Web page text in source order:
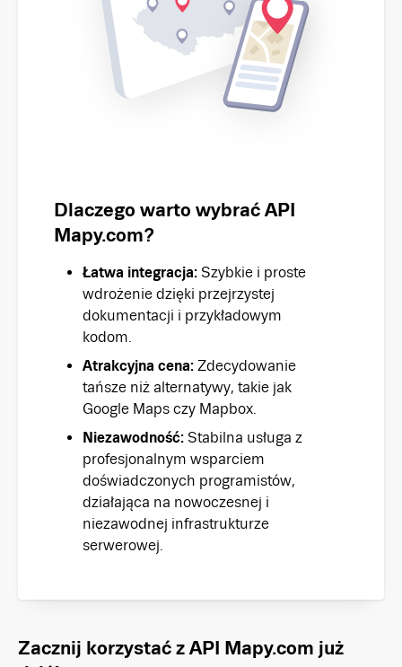
Dlaczego warto wybrać API
Mapy.com?
Łatwa integracja: Szybkie i proste
wdrożenie dzięki przejrzystej
dokumentacji i przykładowym
kodom.
Atrakcyjna cena: Zdecydowanie
tańsze niż alternatywy, takie jak
Google Maps czy Mapbox.
Niezawodność: Stabilna usługa z
profesjonalnym wsparciem
doświadczonych programistów,
działająca na nowoczesnej i
niezawodnej infrastrukturze
serwerowej.
Zacznij korzystać z API Mapy.com już